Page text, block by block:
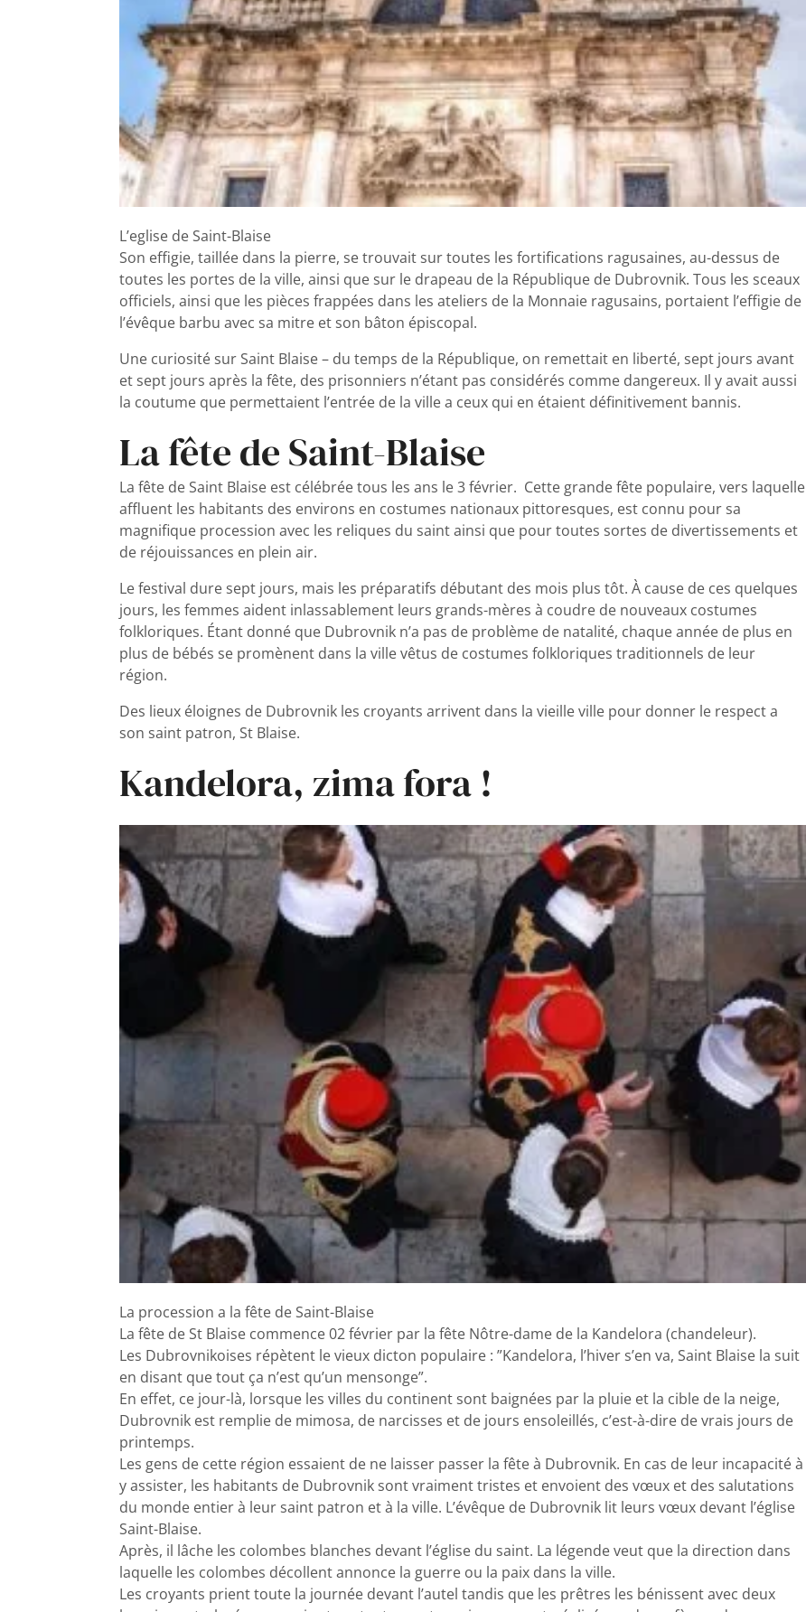
L’eglise de Saint-Blaise
Son effigie, taillée dans la pierre, se trouvait sur toutes les fortifications ragusaines, au-dessus de
toutes les portes de la ville, ainsi que sur le drapeau de la République de Dubrovnik. Tous les sceaux
officiels, ainsi que les pièces frappées dans les ateliers de la Monnaie ragusains, portaient l’effigie de
l’évêque barbu avec sa mitre et son bâton épiscopal.
Une curiosité sur Saint Blaise – du temps de la République, on remettait en liberté, sept jours avant
et sept jours après la fête, des prisonniers n’étant pas considérés comme dangereux. Il y avait aussi
la coutume que permettaient l’entrée de la ville a ceux qui en étaient définitivement bannis.
La fête de Saint-Blaise
La fête de Saint Blaise est célébrée tous les ans le 3 février. Cette grande fête populaire, vers laquelle
affluent les habitants des environs en costumes nationaux pittoresques, est connu pour sa
magnifique procession avec les reliques du saint ainsi que pour toutes sortes de divertissements et
de réjouissances en plein air.
Le festival dure sept jours, mais les préparatifs débutant des mois plus tôt. À cause de ces quelques
jours, les femmes aident inlassablement leurs grands-mères à coudre de nouveaux costumes
folkloriques. Étant donné que Dubrovnik n’a pas de problème de natalité, chaque année de plus en
plus de bébés se promènent dans la ville vêtus de costumes folkloriques traditionnels de leur
région.
Des lieux éloignes de Dubrovnik les croyants arrivent dans la vieille ville pour donner le respect a
son saint patron, St Blaise.
Kandelora, zima fora !
La procession a la fête de Saint-Blaise
La fête de St Blaise commence 02 février par la fête Nôtre-dame de la Kandelora (chandeleur).
Les Dubrovnikoises répètent le vieux dicton populaire : ”Kandelora, l’hiver s’en va, Saint Blaise la suit
en disant que tout ça n’est qu’un mensonge”.
En effet, ce jour-là, lorsque les villes du continent sont baignées par la pluie et la cible de la neige,
Dubrovnik est remplie de mimosa, de narcisses et de jours ensoleillés, c’est-à-dire de vrais jours de
printemps.
Les gens de cette région essaient de ne laisser passer la fête à Dubrovnik. En cas de leur incapacité à
y assister, les habitants de Dubrovnik sont vraiment tristes et envoient des vœux et des salutations
du monde entier à leur saint patron et à la ville. L’évêque de Dubrovnik lit leurs vœux devant l’église
Saint-Blaise.
Après, il lâche les colombes blanches devant l’église du saint. La légende veut que la direction dans
laquelle les colombes décollent annonce la guerre ou la paix dans la ville.
Les croyants prient toute la journée devant l’autel tandis que les prêtres les bénissent avec deux